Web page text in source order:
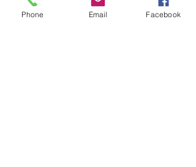
Phone Email Facebook